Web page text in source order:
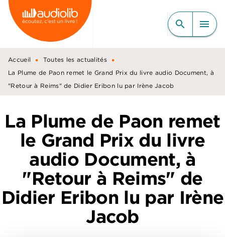
MENU RECHERCHE
CONTENU
PIED DE PAGE
search menu
Accueil • Toutes les actualités •
La Plume de Paon remet le Grand Prix du livre audio Document, à
"Retour à Reims" de Didier Eribon lu par Irène Jacob
La Plume de Paon remet
le Grand Prix du livre
audio Document, à
"Retour à Reims" de
Didier Eribon lu par Irène
Jacob